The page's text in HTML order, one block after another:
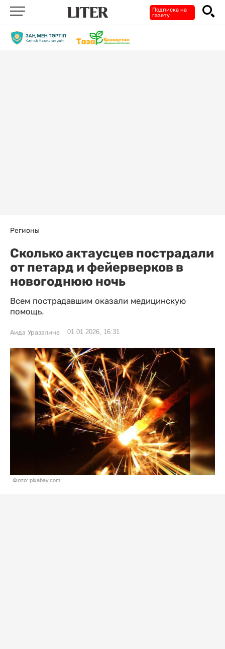
Подписка на
газету
Регионы
Сколько актаусцев пострадали
от петард и фейерверков в
новогоднюю ночь
Всем пострадавшим оказали медицинскую
помощь.
Аида Уразалина 01.01.2026, 16:31
Фото: pixabay.com